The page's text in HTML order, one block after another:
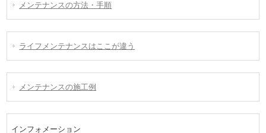
メンテナンスの方法・手順
ライフメンテナンスはここが違う
メンテナンスの施工例
インフォメーション